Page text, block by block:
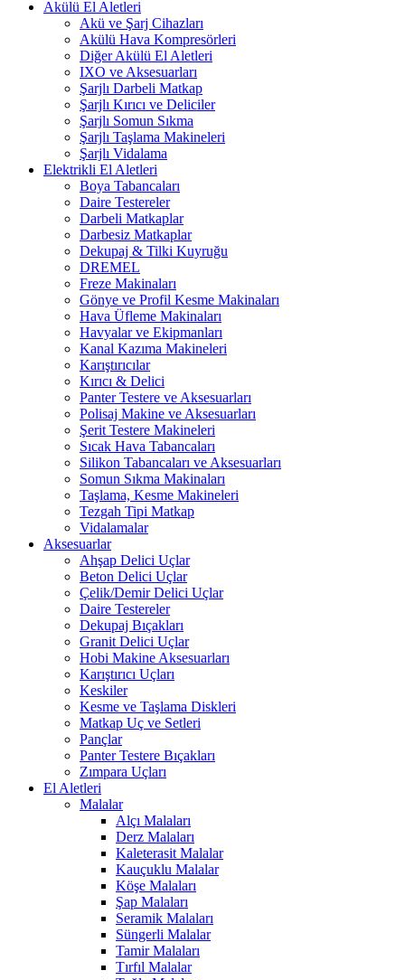
Akülü El Aletleri
Akü ve Şarj Cihazları
Akülü Hava Kompresörleri
Diğer Akülü El Aletleri
IXO ve Aksesuarları
Şarjlı Darbeli Matkap
Şarjlı Kırıcı ve Deliciler
Şarjlı Somun Sıkma
Şarjlı Taşlama Makineleri
Şarjlı Vidalama
Elektrikli El Aletleri
Boya Tabancaları
Daire Testereler
Darbeli Matkaplar
Darbesiz Matkaplar
Dekupaj & Tilki Kuyruğu
DREMEL
Freze Makinaları
Gönye ve Profil Kesme Makinaları
Hava Üfleme Makinaları
Havyalar ve Ekipmanları
Kanal Kazıma Makineleri
Karıştırıcılar
Kırıcı & Delici
Panter Testere ve Aksesuarları
Polisaj Makine ve Aksesuarları
Şerit Testere Makineleri
Sıcak Hava Tabancaları
Silikon Tabancaları ve Aksesuarları
Somun Sıkma Makinaları
Taşlama, Kesme Makineleri
Tezgah Tipi Matkap
Vidalamalar
Aksesuarlar
Ahşap Delici Uçlar
Beton Delici Uçlar
Çelik/Demir Delici Uçlar
Daire Testereler
Dekupaj Bıçakları
Granit Delici Uçlar
Hobi Makine Aksesuarları
Karıştırıcı Uçları
Keskiler
Kesme ve Taşlama Diskleri
Matkap Uç ve Setleri
Pançlar
Panter Testere Bıçakları
Zımpara Uçları
El Aletleri
Malalar
Alçı Malaları
Derz Malaları
Kaleterasit Malalar
Kauçuklu Malalar
Köşe Malaları
Şap Malaları
Seramik Malaları
Süngerli Malalar
Tamir Malaları
Tırfıl Malalar